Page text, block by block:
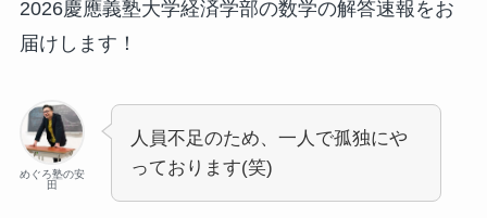
2026慶應義塾大学経済学部の数学の解答速報をお
届けします！
めぐろ塾の安
田
人員不足のため、一人で孤独にや
っております(笑)